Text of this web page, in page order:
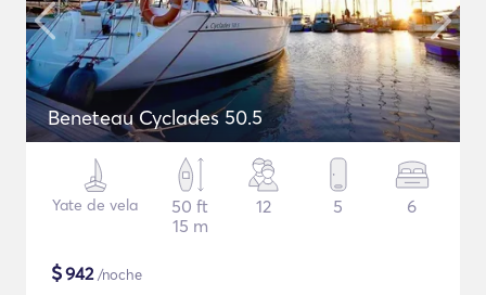
Beneteau Cyclades 50.5
Yate de vela
50 ft
15 m
12 5 6
$942/noche